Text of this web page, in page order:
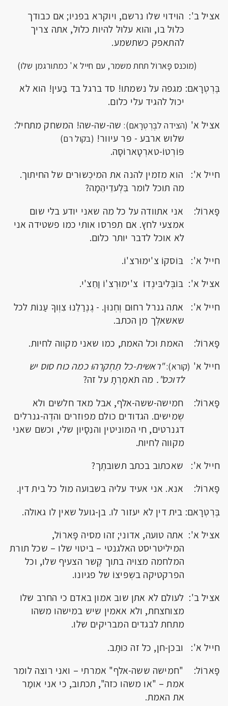
אציל ב': הוידוי שלו נרשם, ויוקרא בפניו; אם כבודך
כּלוּל בו, והוא עלוּל להיות כלוּל, אתה צריך
להתאפק כשתשמע.
(מוכנס פָּארוֹל תחת משמר, עם חייל א' כמתורגמן שלו)
בֶּרְטְרָאם: מגפה על נשמתו! סד ברגל בד בַּעין! הוא לא
יכול להגיד עלי כלום.
אציל א' (הצידה לבֶּרְטְרָאם):שה-שה-שה! המשחק מתחיל:
שלוש ארבע - פּר עיוור! (בקול רם)
פּוֹרְטוֹ-טארְטָארוֹסָה.
חייל א': הוא מזמין להנה את המיכְשוּרים של החיתוך.
מה תוכל לומר בִּלְעדֵיהֵמָה?
פָּארוֹל: אני אתוודה על כל מה שאני יודע בלי שום
אמצעי לחץ. אם תִפרסו אותי כמו פשטידה אני
לא אוכל לדבר יותר כלום.
חייל א': בּוֹסקוֹ צ'ימוּרצ'וֹ.
אציל א': בּוֹבְּליבּינְדוֹ צ'ימוּרְצ'וֹ וַחֵצ'י.
חייל א': אתה גנרל רחוּם וְחְנוּן. - גֶנֶרַלֵנוּ צִוְוךָ עַנוֹת לכל
שאשאלֶך מן הכתב.
פָּארוֹל: האמת וכל האמת, כמו שאני מקווה לחיות.
חייל א' (קורא):"ראשית-כל תַחְקרֵהוּ כמה כוח סוס יש
לדוכס". מה תֹאמַרְתָ על זה?
פָּארוֹל: חמישה-ששה-אלף, אבל מאד חלשים ולא
שְמישים. הגדודים כולם מפוזרים והדֶה-גנרלים
דגנרטים, חי המוניטין והנִסָיון שלי, וכשם שאני
מקווה לִחיות.
חייל א': שאכתוב בכתב תשובתֶך?
פָּארוֹל: אנא. אני אעיד עליה בשבועה מול כל בית דין.
בֶּרְטְרָאם: בית דין לא יעזור לו. בן-גועל שאין לו גאולה.
אציל א': אתה טועה, אדוני; זהו מסיה פָּארוֹל,
המיליטריסט האלגנטי – ביטוי שלו – שכל תורת
המלחמה מצויה בתוך קֶשר הצעיף שלו, וכל
הפרקטיקה בשְפּיצוֹ של פגיונו.
אציל ב': לעולם לא אתן שוב אמון באדם כי החרב שלו
מצוחצחת, ולא אאמין שיש במישהו משהו
מתחת לבגדים המבריקים שלו.
חייל א': ובכן-חן, כל זה כּוּתָב.
פָּארוֹל: "חמישה ששה-אלף" אמרתי – ואני רוצה לומר
אמת – "או משהו כזה", תכתוב, כי אני אומַר
את האמת.